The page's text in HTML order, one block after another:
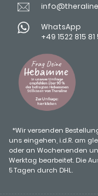
WhatsApp
+49 1522 815 81
*Wir versenden
uns eingehen, i.d.R. am
oder an Wochenenden
Werktag bearbeitet. Die
5 Tagen durch DHL.